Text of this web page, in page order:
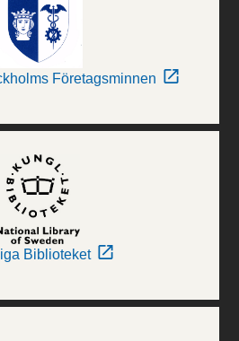
Företagsminnen
Biblioteket